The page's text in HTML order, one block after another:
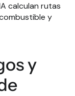
calculan rutas
y
y